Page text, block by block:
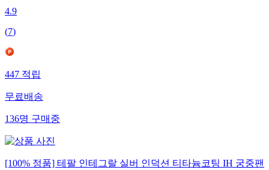
4.9
(7)
447 적립
무료배송
136명 구매중
[100% 정품] 테팔 인테그랄 실버 인덕션 티타늄코팅 IH 궁중팬